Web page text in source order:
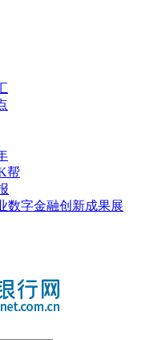
帮
数字金融创新成果展